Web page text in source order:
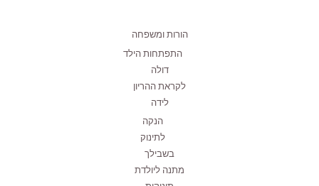
הורות ומשפחה
התפתחות הילד
דולה
לקראת ההריון
לידה
הנקה
לתינוק
בשבילך
מתנה ליולדת